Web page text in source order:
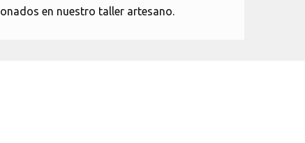
en nuestro taller artesano.